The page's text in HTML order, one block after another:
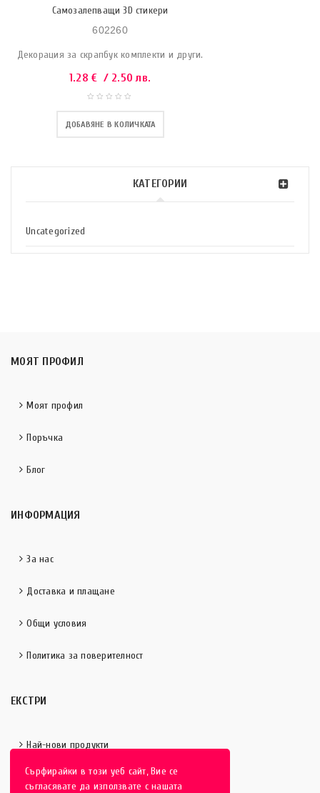
Сърфирайки в този уеб сайт, Вие се
съгласявате да използвате с нашата
КАТЕГОРИИ
Uncategorized
Самозалепващи 3D стикери
602260
Декорация за скрапбук комплекти и други.
1.28€ / 2.50 лв.
ДОБАВЯНЕ В КОЛИЧКАТА
МОЯТ ПРОФИЛ
Моят профил
Поръчка
Блог
ИНФОРМАЦИЯ
За нас
Доставка и плащане
Общи условия
Политика за поверителност
ЕКСТРИ
Най-нови продукти
Отличени продукти